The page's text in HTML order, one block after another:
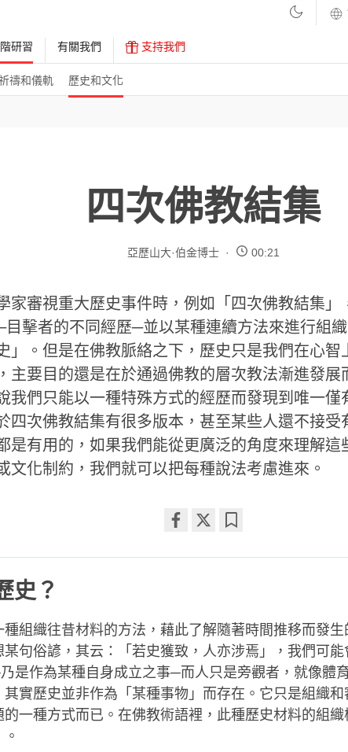
研習
禱和儀軌 歷史和文化
有關我們 支持我們
四次佛教結集
亞歷山大·伯金博士 00:21
家審視重大歷史事件時，例如「四次佛教結集」
目擊者的不同經歷─並以某種連續方法來進行組
」。但是在佛教脈絡之下，歷史只是我們在心智
主要目的還是在於通過佛教的層次教法漸進發展
我們只能以一種特殊方式的經歷而發現到唯一僅
四次佛教結集有很多版本，甚至某些人還不接受
是有用的，如果我們能從更廣泛的角度來理解這
文化制約，我們就可以把每種說法考慮進來。
on
史？
種組織往昔材料的方法，藉此了解隨著時間推移而發
某句俗諺，其云：「若史獲致，人亦涉焉」，我們可
是作為某種自身成立之事─而人只是旁觀者，就像體
其實歷史並非作為「某種事物」而存在。它只是組織
的一種方式而已。在佛教術語裡，此種歷史材料的組